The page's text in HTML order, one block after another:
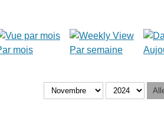
mois Par semaine